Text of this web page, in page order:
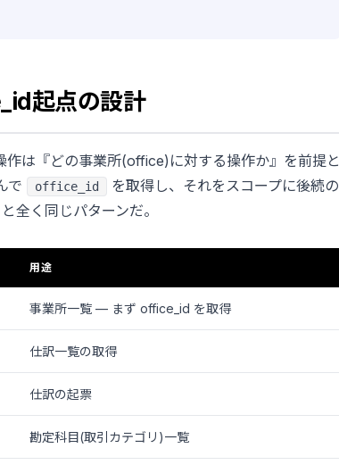
起点の設計
は『どの事業所(office)に対する操作か』を前提と
で office_id
を取得し、それをスコープに後続の
と全く同じパターンだ。
用途
事業所一覧 — まず office_id を取得
仕訳一覧の取得
仕訳の起票
勘定科目(取引カテゴリ)一覧